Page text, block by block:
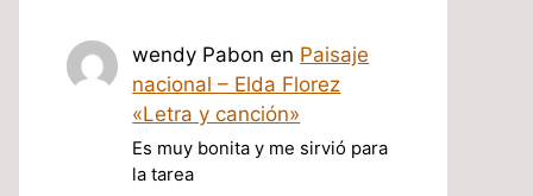
wendy Pabon en Paisaje
nacional – Elda Florez
«Letra y canción»
Es muy bonita y me sirvió para
la tarea